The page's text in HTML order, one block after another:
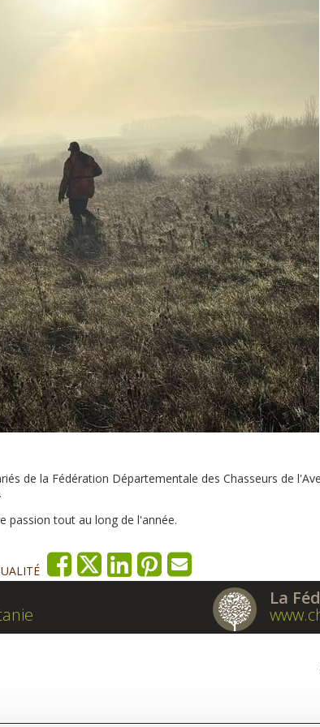
de la Fédération Départementale des Chasseurs de
passion tout au long de l'année.
La